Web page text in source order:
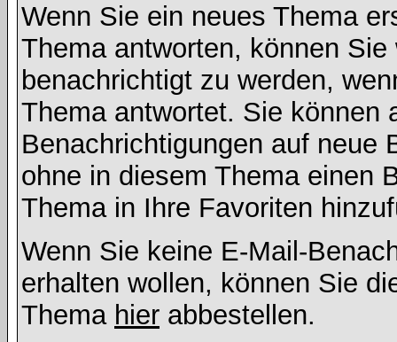
Wenn Sie ein neues Thema
Thema antworten, können
benachrichtigt zu werden,
Thema antwortet. Sie können
Benachrichtigungen auf neue
ohne in diesem Thema einen
Thema in Ihre Favoriten
Wenn Sie keine E-Mail-
erhalten wollen, können Sie
Thema hier abbestellen.